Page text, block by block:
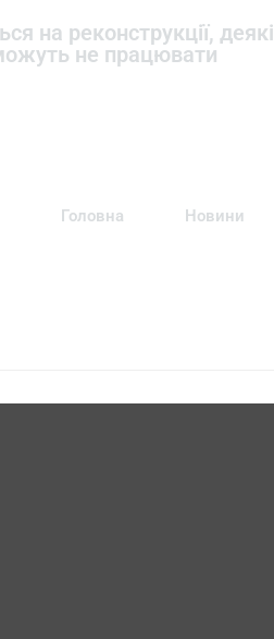
на реконструкції, деякі
не працювати
Головна Новини